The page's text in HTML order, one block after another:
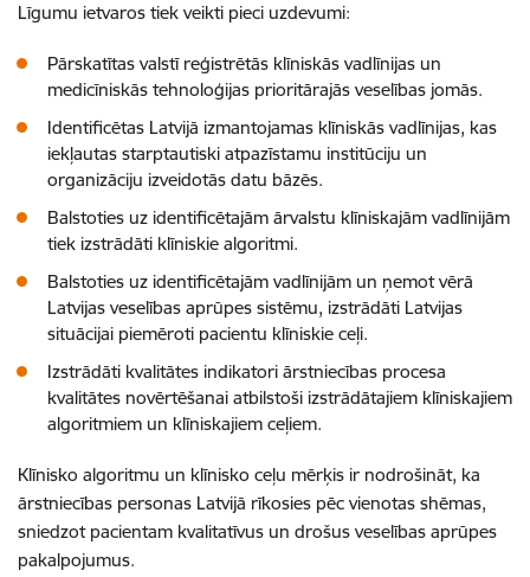
Līgumu ietvaros tiek veikti pieci uzdevumi:
Pārskatītas valstī reģistrētās klīniskās vadlīnijas un
medicīniskās tehnoloģijas prioritārajās veselības jomās.
Identificētas Latvijā izmantojamas klīniskās vadlīnijas, kas
iekļautas starptautiski atpazīstamu institūciju un
organizāciju izveidotās datu bāzēs.
Balstoties uz identificētajām ārvalstu klīniskajām vadlīnijām
tiek izstrādāti klīniskie algoritmi.
Balstoties uz identificētajām vadlīnijām un ņemot vērā
Latvijas veselības aprūpes sistēmu, izstrādāti Latvijas
situācijai piemēroti pacientu klīniskie ceļi.
Izstrādāti kvalitātes indikatori ārstniecības procesa
kvalitātes novērtēšanai atbilstoši izstrādātajiem klīniskajiem
algoritmiem un klīniskajiem ceļiem.
Klīnisko algoritmu un klīnisko ceļu mērķis ir nodrošināt, ka
ārstniecības personas Latvijā rīkosies pēc vienotas shēmas,
sniedzot pacientam kvalitatīvus un drošus veselības aprūpes
pakalpojumus.